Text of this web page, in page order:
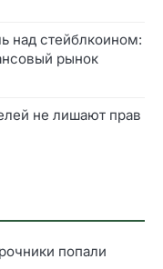
над стейблкоином:
рынок
не лишают прав
попали